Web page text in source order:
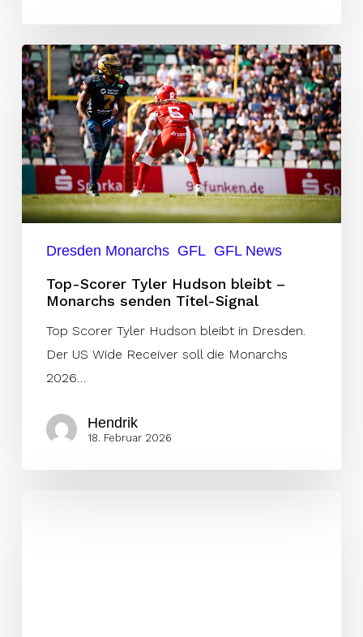
Top-
Scorer
Tyler
Hudson
bleibt
Monarchs
senden
Titel-Dresden Monarchs GFL GFL News
Top-Scorer Tyler Hudson bleibt –
Monarchs senden Titel-Signal
Top Scorer Tyler Hudson bleibt in Dresden.
Der US Wide Receiver soll die Monarchs
2026…
Hendrik
18. Februar 2026